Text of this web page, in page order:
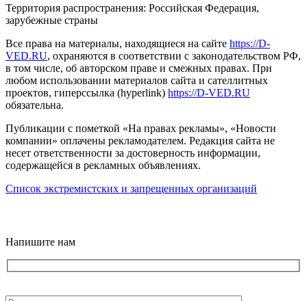
Территория распространения: Российская Федерация,
зарубежные страны
Все права на материалы, находящиеся на сайте https://D-
VED.RU, охраняются в соответствии с законодательством РФ,
в том числе, об авторском праве и смежных правах. При
любом использовании материалов сайта и сателлитных
проектов, гиперссылка (hyperlink) https://D-VED.RU
обязательна.
Публикации с пометкой «На правах рекламы», «Новости
компании» оплачены рекламодателем. Редакция сайта не
несет ответственности за достоверность информации,
содержащейся в рекламных объявлениях.
Список экстремистских и запрещенных организаций
Напишите нам